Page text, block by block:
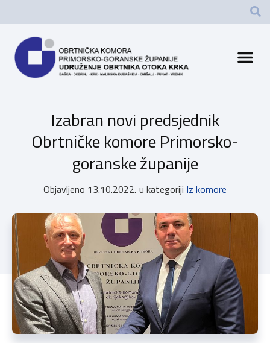
Izabran novi predsjednik
Obrtničke komore Primorsko-
goranske županije
Objavljeno 13.10.2022. u kategoriji Iz komore